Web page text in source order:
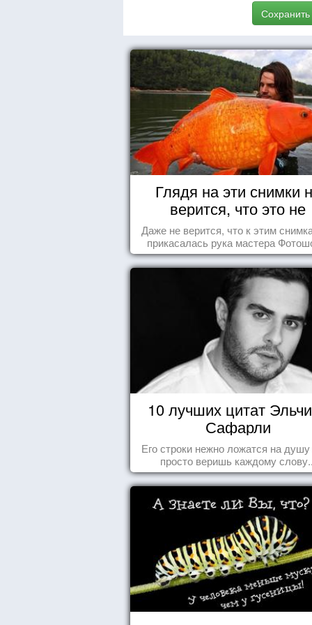
Сохранить
Глядя на эти снимки
верится, что это не
Фотошоп!
Даже не верится, что к этим
прикасалась рука мастера
10 лучших цитат
Сафарли
Его строки нежно ложатся на
просто веришь каждому